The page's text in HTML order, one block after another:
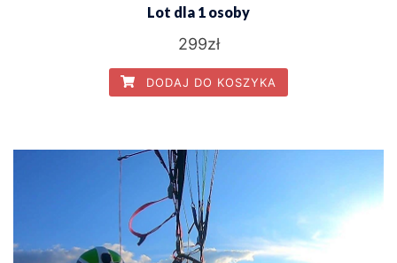
Lot dla 1 osoby
299zł
DODAJ DO KOSZYKA